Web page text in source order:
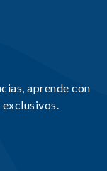
aprende con